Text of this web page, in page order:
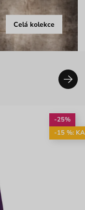
Celá kolekce
-25%
-15 %: